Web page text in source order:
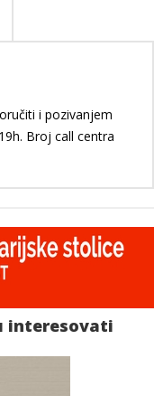
i pozivanjem
Broj call centra
interesovati